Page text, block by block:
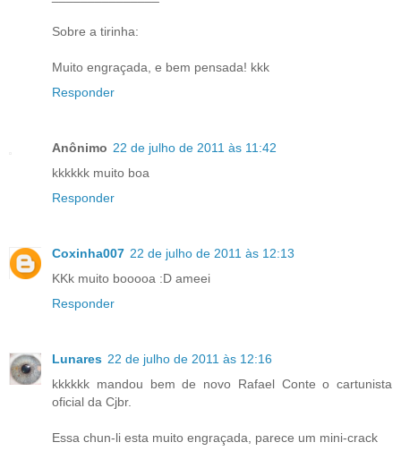
Sobre a tirinha:
Muito engraçada, e bem pensada! kkk
Responder
Anônimo 22 de julho de 2011 às 11:42
kkkkkk muito boa
Responder
Coxinha007 22 de julho de 2011 às 12:13
KKk muito booooa :D ameei
Responder
Lunares 22 de julho de 2011 às 12:16
kkkkkk mandou bem de novo Rafael Conte o cartunista
oficial da Cjbr.
Essa chun-li esta muito engraçada, parece um mini-crack